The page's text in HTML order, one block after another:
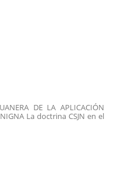
DE LA APLICACIÓN
La doctrina CSJN en el